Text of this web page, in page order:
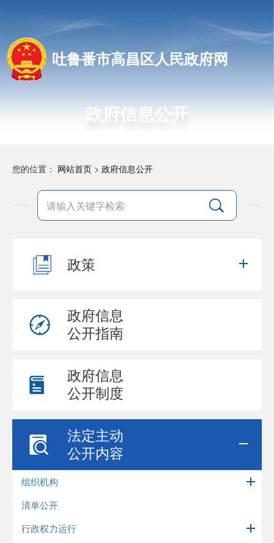
吐鲁番市高昌区人民政府网
政府信息公开
您的位置： 网站首页 > 政府信息公开
政策
政府信息
公开指南
政府信息
公开制度
法定主动
公开内容
组织机构
清单公开
行政权力运行